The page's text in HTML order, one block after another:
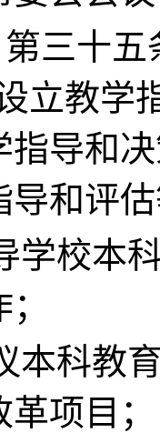
三十
立教学
指导和
导和评
学校本
本科教
项目；